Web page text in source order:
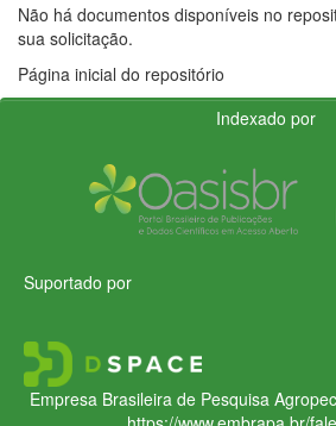
Não há documentos disponíveis no
sua solicitação.
Página inicial do repositório
Indexado por
Suportado por
Empresa Brasileira de Pesquisa